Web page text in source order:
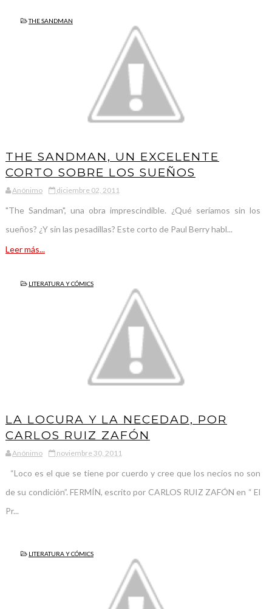
THE SANDMAN
THE SANDMAN, UN EXCELENTE
CORTO SOBRE LOS SUEÑOS
Anónimo diciembre 02, 2011
"The Sandman", una obra imprescindible. ¿Qué seríamos sin los
sueños? ¿Y sin las pesadillas? Este corto de Paul Berry habl...
Leer más...
LITERATURA Y CÓMICS
LA LOCURA Y LA NECEDAD, POR
CARLOS RUIZ ZAFÓN
Anónimo noviembre 30, 2011
“Loco es el que se tiene por cuerdo y cree que los necios no son
de su condición”. FERMÍN, escrito por CARLOS RUIZ ZAFÓN en “ El
Pr...
LITERATURA Y CÓMICS